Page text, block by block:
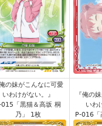
俺の妹がこんなに可愛
いわけがない。』
015「黒猫＆高坂 桐
乃」 1枚
『俺の
いわ
P-016「